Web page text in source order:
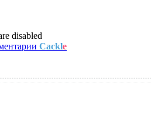
disabled
Cackle